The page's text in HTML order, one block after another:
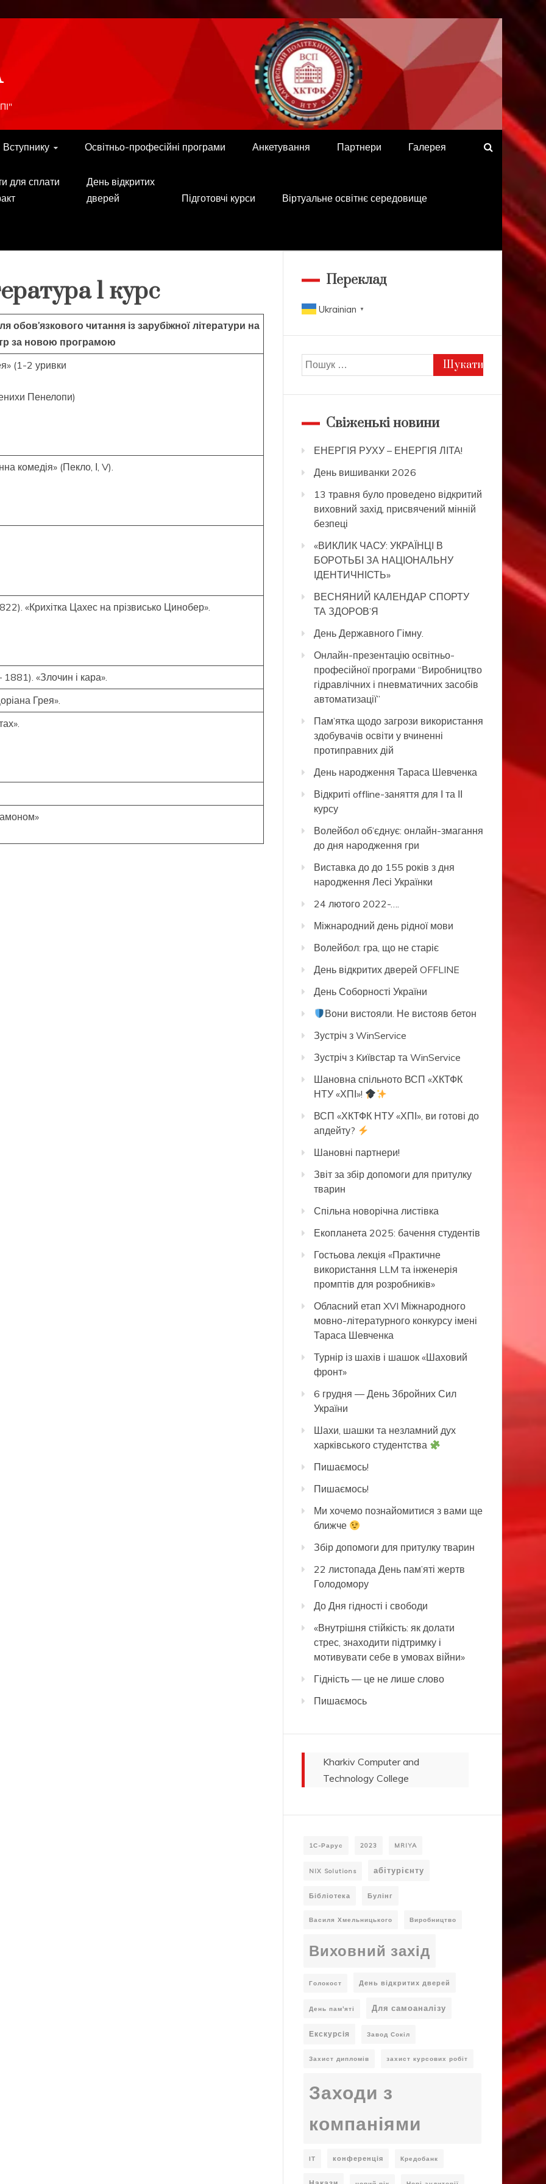
Вступнику Освітньо-професійні програми Анкетування Партнери Галерея
для сплати
День відкритих
дверей
Підготовчі курси Віртуальне освітнє середовище
1 курс
обов’язкового читання із зарубіжної літератури на
за новою програмою
(1-2 уривки
Пенелопи)
комедія» (Пекло, І, V).
«Крихітка Цахес на прізвисько Цинобер».
«Злочин і кара».
Грея».
Переклад
Ukrainian ▼
Пошук:
Свіженькі новини
ЕНЕРГІЯ РУХУ – ЕНЕРГІЯ ЛІТА!
День вишиванки 2026
13 травня було проведено відкритий
виховний захід, присвячений мінній
безпеці
«ВИКЛИК ЧАСУ: УКРАЇНЦІ В
БОРОТЬБІ ЗА НАЦІОНАЛЬНУ
ІДЕНТИЧНІСТЬ»
ВЕСНЯНИЙ КАЛЕНДАР СПОРТУ
ТА ЗДОРОВ’Я
День Державного Гімну.
Онлайн-презентацію освітньо-
професійної програми “Виробництво
гідравлічних і пневматичних засобів
автоматизації”
Пам’ятка щодо загрози використання
здобувачів освіти у вчиненні
протиправних дій
День народження Тараса Шевченка
Відкриті offline-заняття для І та ІІ
курсу
Волейбол об’єднує: онлайн-змагання
до дня народження гри
Виставка до до 155 років з дня
народження Лесі Українки
24 лютого 2022-….
Міжнародний день рідної мови
Волейбол: гра, що не старіє
День відкритих дверей OFFLINE
День Соборності України
Вони вистояли. Не вистояв бетон
Зустріч з WinService
Зустріч з Kиївстар та WinService
Шановна спільното ВСП «ХКТФК
НТУ «ХПІ»!
ВСП «ХКТФК НТУ «ХПІ», ви готові до
апдейту?
Шановні партнери!
Звіт за збір допомоги для притулку
тварин
Спільна новорічна листівка
Екопланета 2025: бачення студентів
Гостьова лекція «Практичне
використання LLM та інженерія
промптів для розробників»
Обласний етап XVI Міжнародного
мовно-літературного конкурсу імені
Тараса Шевченка
Турнір із шахів і шашок «Шаховий
фронт»
6 грудня — День Збройних Сил
України
Шахи, шашки та незламний дух
харківського студентства
Пишаємось!
Пишаємось!
Ми хочемо познайомитися з вами ще
ближче
Збір допомоги для притулку тварин
22 листопада День пам’яті жертв
Голодомору
До Дня гідності і свободи
«Внутрішня стійкість: як долати
стрес, знаходити підтримку і
мотивувати себе в умовах війни»
Гідність — це не лише слово
Пишаємось
Kharkiv Computer and
Technology College
1С-Рарус 2023 MRIYA
NIX Solutions абітурієнту
Бібліотека Булінг
Василя Хмельницького Виробництво
Виховний захід
Голокост День відкритих дверей
День пам'яті Для самоаналізу
Екскурсія Завод Сокіл
Захист дипломів захист курсових робіт
Заходи з
компаніями
ІТ конференція Кредобанк